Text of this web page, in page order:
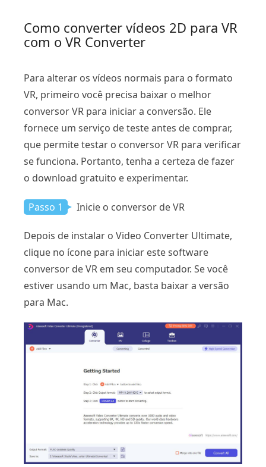
Como converter vídeos 2D para VR
com o VR Converter
Para alterar os vídeos normais para o formato
VR, primeiro você precisa baixar o melhor
conversor VR para iniciar a conversão. Ele
fornece um serviço de teste antes de comprar,
que permite testar o conversor VR para verificar
se funciona. Portanto, tenha a certeza de fazer
o download gratuito e experimentar.
Passo 1 Inicie o conversor de VR
Depois de instalar o Video Converter Ultimate,
clique no ícone para iniciar este software
conversor de VR em seu computador. Se você
estiver usando um Mac, basta baixar a versão
para Mac.